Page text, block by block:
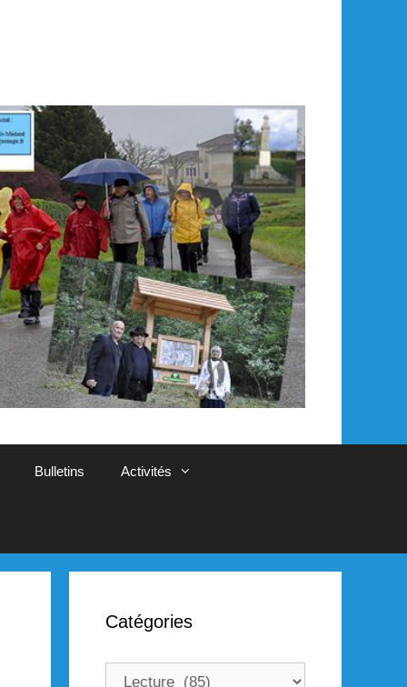
Bulletins Activités
Catégories
Catégories